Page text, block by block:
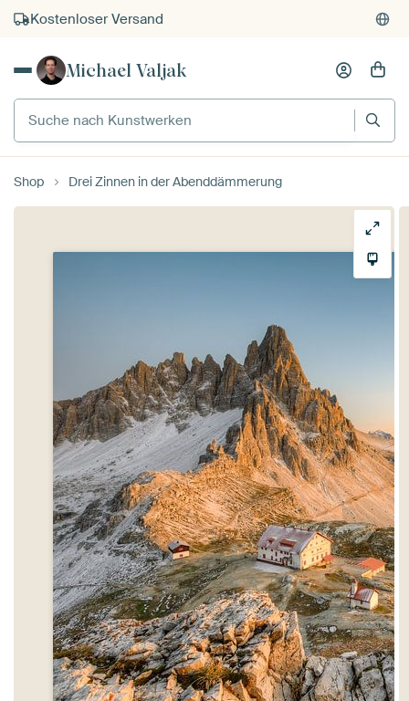
Kauf auf Rechnung
Individueller Druck auf Bestellung
Michael Valjak
Suche nach Kunstwerken
Shop Drei Zinnen in der Abenddämmerung